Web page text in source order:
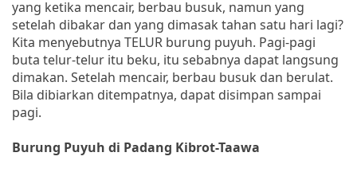
yang ketika mencair, berbau busuk, namun yang
setelah dibakar dan yang dimasak tahan satu hari lagi?
Kita menyebutnya TELUR burung puyuh. Pagi-pagi
buta telur-telur itu beku, itu sebabnya dapat langsung
dimakan. Setelah mencair, berbau busuk dan berulat.
Bila dibiarkan ditempatnya, dapat disimpan sampai
pagi.
Burung Puyuh di Padang Kibrot-Taawa